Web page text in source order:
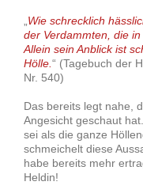
„Wie schrecklich
der Verdammten, die
Allein sein Anblick ist
Hölle.“ (Tagebuch der
Nr. 540)
Das bereits legt nahe,
Angesicht geschaut
sei als die ganze
schmeichelt diese
habe bereits mehr
Heldin!